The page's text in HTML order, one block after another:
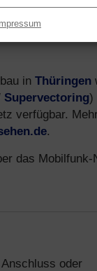
in Thüringen
Supervectoring)
verfügbar. Mehr
.
das Mobilfunk-
oder